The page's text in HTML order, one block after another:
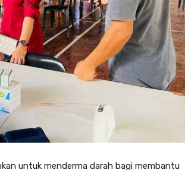
untuk menderma darah bagi membantu